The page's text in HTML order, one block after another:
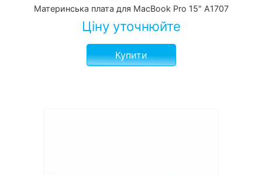
Материнська плата для MacBook Pro 15" A1707
Ціну уточнюйте
Купити